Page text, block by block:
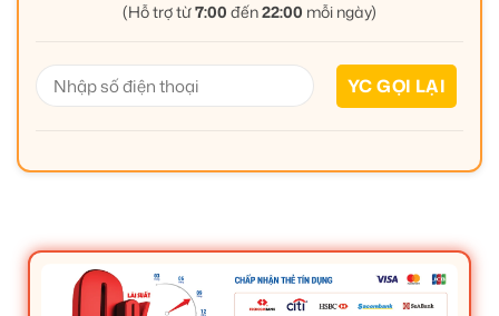
(Hỗ trợ từ7:00 đến22:00 mỗi ngày)